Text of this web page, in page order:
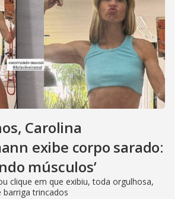
Carolina
exibe corpo sarado:
músculos’
clique em que exibiu, toda orgulhosa,
barriga trincados